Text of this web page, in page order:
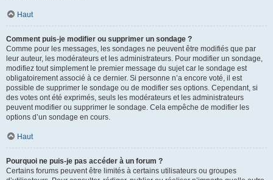
Haut
Comment puis-je modifier ou supprimer un sondage ?
Comme pour les messages, les sondages ne peuvent être modifiés que par
leur auteur, les modérateurs et les administrateurs. Pour modifier un sondage,
modifiez tout simplement le premier message du sujet car le sondage est
obligatoirement associé à ce dernier. Si personne n’a encore voté, il est
possible de supprimer le sondage ou de modifier ses options. Cependant, si
des votes ont été exprimés, seuls les modérateurs et les administrateurs
peuvent modifier ou supprimer le sondage. Cela empêche de modifier les
options d’un sondage en cours.
Haut
Pourquoi ne puis-je pas accéder à un forum ?
Certains forums peuvent être limités à certains utilisateurs ou groupes